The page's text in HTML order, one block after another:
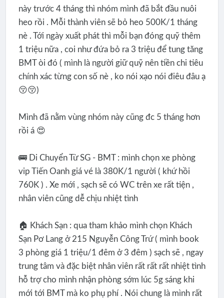
này trước 4 tháng thì nhóm mình đã bắt đầu nuôi
heo rồi . Mỗi thành viên sẽ bỏ heo 500K/1 tháng
nè . Tới ngày xuất phát thì mỗi bạn đóng quỹ thêm
1 triệu nữa , coi như đứa bỏ ra 3 triệu để tung tăng
BMT òi đó ( mình là người giữ quỹ nên tiền chi tiêu
chính xác từng con số nè , ko nói xạo nói điêu đâu ạ
😚😚)
Mình đã nằm vùng nhóm này cũng đc 5 tháng hơn
rồi á 😍
🚌 Di Chuyển Từ SG - BMT : mình chọn xe phòng
vip Tiến Oanh giá vé là 380K/1 người ( khứ hồi
760K ) . Xe mới , sạch sẽ có WC trên xe rất tiện ,
nhân viên cũng dễ chịu nhiệt tình
🏠 Khách Sạn : qua tham khảo mình chọn Khách
Sạn Pơ Lang ở 215 Nguyễn Công Trứ ( mình book
3 phòng giá 1 triệu/1 đêm ở 3 đêm ) sạch sẽ , ngay
trung tâm và đặc biệt nhân viên rất rất rất nhiệt tình
hỗ trợ cho mình nhận phòng sớm lúc 5g sáng khi
mới tới BMT mà ko phụ phí . Nói chung là mình rất